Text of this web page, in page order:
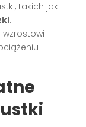
takich jak
.